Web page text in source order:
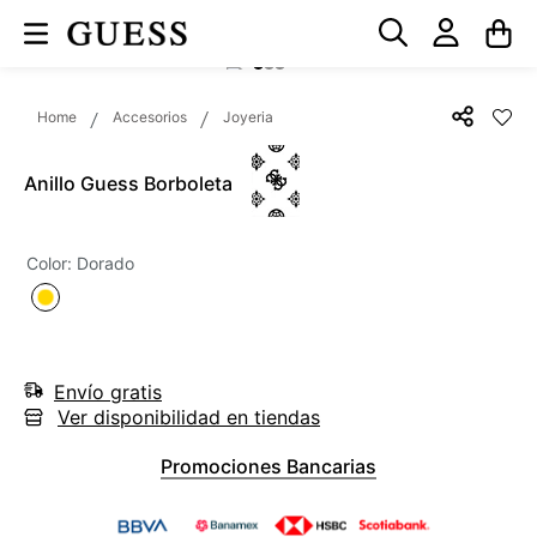
Accesorios Joyeria
Anillo Guess Borboleta
Color: Dorado
Envío gratis
Ver disponibilidad en tiendas
Promociones Bancarias